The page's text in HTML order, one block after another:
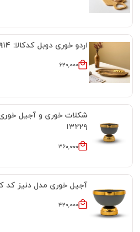
اردو خوری دوبل کدکالا: ۱۰۹۱۴
۶۲۰,۰۰۰
شکلات خوری و آجیل خوری
۱۳۲۲۹
۳۶۰,۰۰۰
آجیل خوری مدل دنیز کد کالا :
۴۲۰,۰۰۰